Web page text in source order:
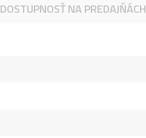
DOSTUPNOSŤ NA PREDAJŇÁCH